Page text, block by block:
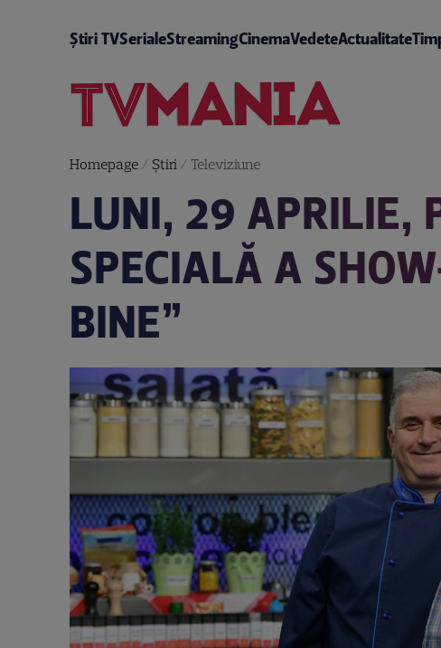
Știri TVSerialeStreamingCinemaVedeteActualitate
Homepage/ Știri/ Televiziune
LUNI, 29 APRILIE,
SPECIALĂ A
BINE”